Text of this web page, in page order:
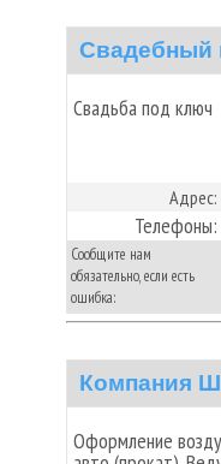
Свадебный
Свадьба под ключ
Адрес:
Телефоны:
Сообщите нам
обязательно, если есть
ошибка:
Компания
Оформление